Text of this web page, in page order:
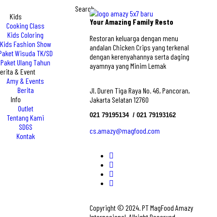
Kids
Cooking Class
Kids Coloring
Kids Fashion Show
Wisuda TK/SD
Paket Ulang Tahun
& Event
Amy & Events
Berita
Info
Outlet
Tentang Kami
SDGS
Kontak
Search
Your Amazing Family Resto
Restoran keluarga dengan menu
andalan Chicken Crips yang terkenal
dengan kerenyahannya serta daging
ayamnya yang Minim Lemak
Jl. Duren Tiga Raya No. 46, Pancoran,
Jakarta Selatan 12760
021 79195134 ‎ / 021 79193162
cs.amazy@magfood.com
Copyright © 2024. PT MagFood Amazy